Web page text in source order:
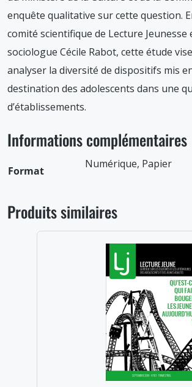
enquête qualitative sur cette question.
comité scientifique de Lecture Jeunesse
sociologue Cécile Rabot, cette étude
analyser la diversité de dispositifs mis
destination des adolescents dans une
d’établissements.
Informations complémentaires
Format
Numérique, Papier
Produits similaires